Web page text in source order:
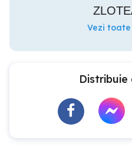
Vezi
Distribuie